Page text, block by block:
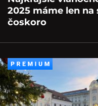
2025 máme len
čoskoro